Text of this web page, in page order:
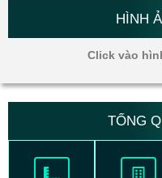
HÌNH
Click vào
TỔNG